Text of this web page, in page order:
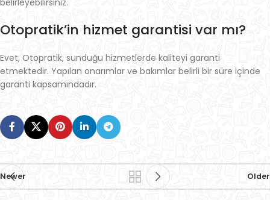
Otopratik’in hizmet garantisi var mı?
Evet, Otopratik, sunduğu hizmetlerde kaliteyi garanti
etmektedir. Yapılan onarımlar ve bakımlar belirli bir süre içinde
garanti kapsamındadır.
Newer Older